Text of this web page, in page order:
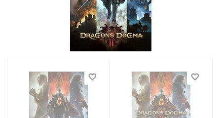
возврат
favorite_border favorite_border